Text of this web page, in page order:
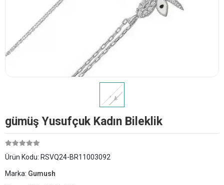
​gümüş Yusufçuk Kadın Bileklik
Ürün Kodu: RSVQ24-BR11003092
Marka: Gumush